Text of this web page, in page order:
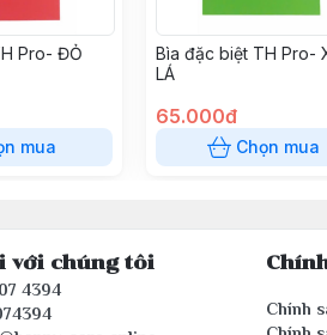
Pro- ĐỎ
mua
Bìa đặc biệt TH Pro-
LÁ
65.000đ
Chọn mua
với chúng tôi
4394
Chính